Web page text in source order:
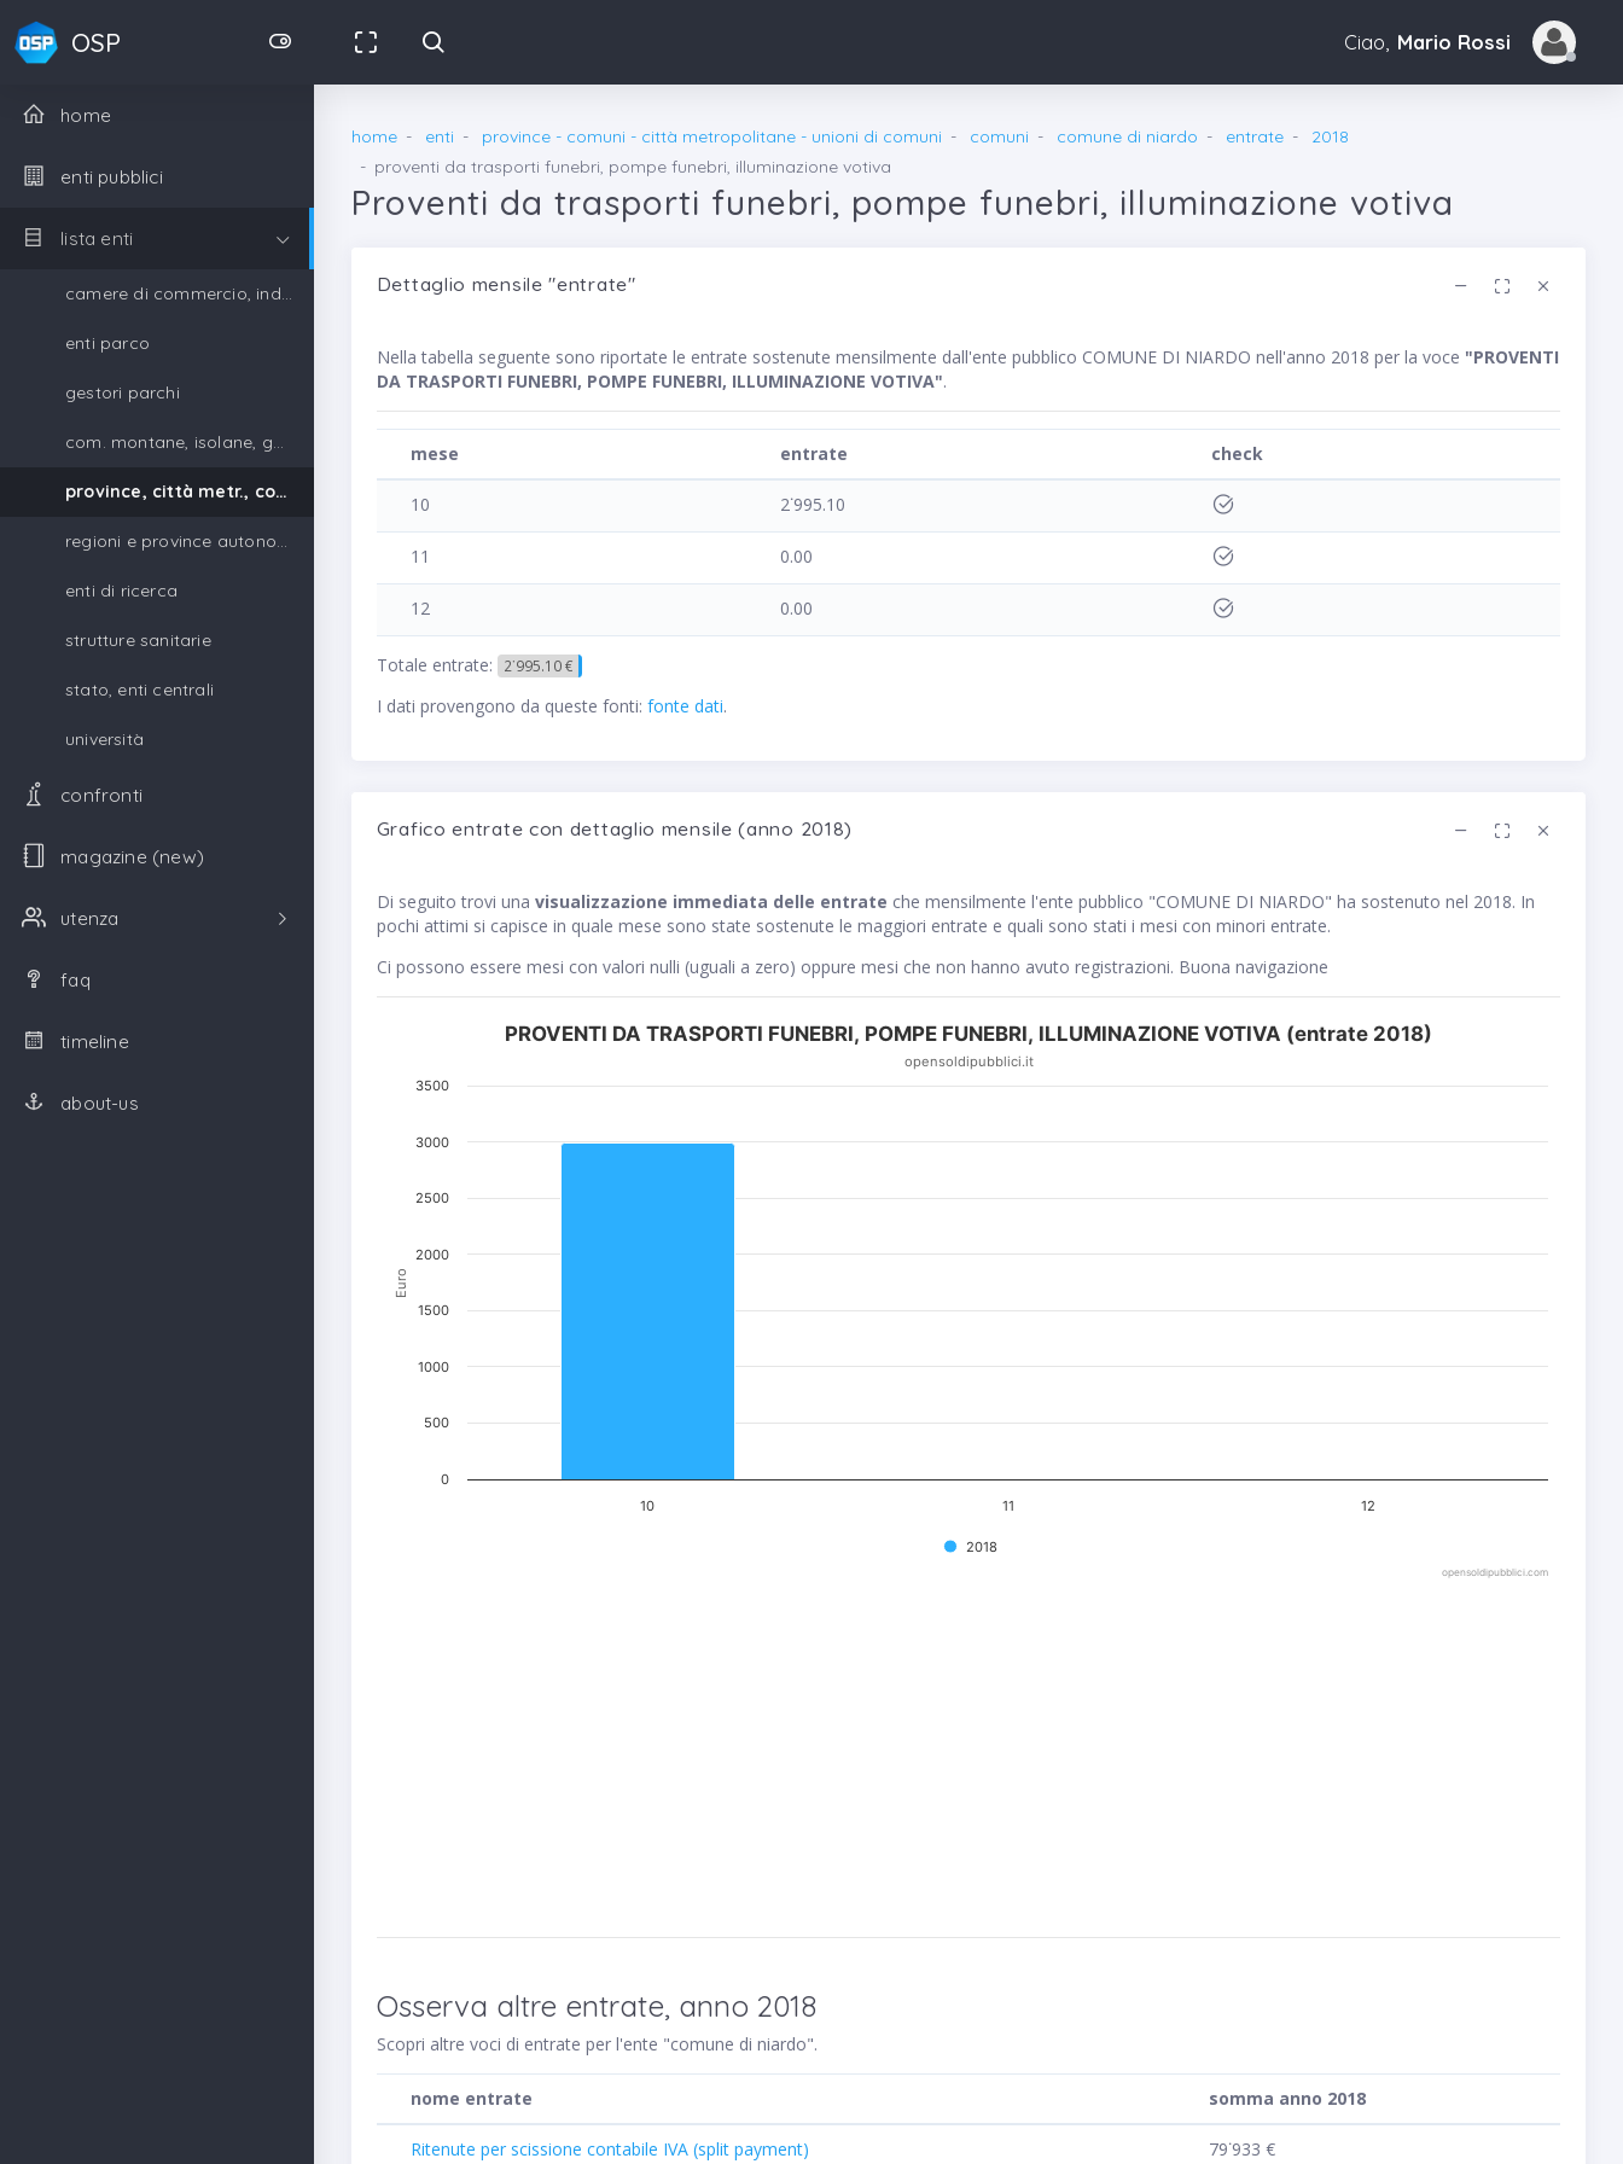
OSP Ciao, Mario Rossi
home
enti pubblici
lista enti
camere di commercio, industria, artigianato e agricoltura
enti parco
gestori parchi
com. montane, isolane, gestori parchi
province, città metr., comuni, unione di comuni
regioni e province autonome
enti di ricerca
strutture sanitarie
stato, enti centrali
università
confronti
magazine (new)
utenza
faq
timeline
about-us
home enti province - comuni - città metropolitane - unioni di comuni comuni comune di niardo entrate
2018
proventi da trasporti funebri, pompe funebri, illuminazione votiva
Proventi da trasporti funebri, pompe funebri, illuminazione votiva
Dettaglio mensile "entrate"
Nella tabella seguente sono riportate le entrate sostenute mensilmente dall'ente pubblico COMUNE DI NIARDO nell'anno 2018 per la voce "PROVENTI
DA TRASPORTI FUNEBRI, POMPE FUNEBRI, ILLUMINAZIONE VOTIVA".
mese entrate check
10 2˙995.10
11 0.00
12 0.00
Totale entrate: 2˙995.10 €
I dati provengono da queste fonti: fonte dati.
Grafico entrate con dettaglio mensile (anno 2018)
Di seguito trovi una visualizzazione immediata delle entrate che mensilmente l'ente pubblico "COMUNE DI NIARDO" ha sostenuto nel 2018. In
pochi attimi si capisce in quale mese sono state sostenute le maggiori entrate e quali sono stati i mesi con minori entrate.
Ci possono essere mesi con valori nulli (uguali a zero) oppure mesi che non hanno avuto registrazioni. Buona navigazione
Euro
PROVENTI DA TRASPORTI FUNEBRI, POMPE FUNEBRI, ILLUMINAZIONE VOTIVA (entrate 2018)
opensoldipubblici.it
2018
10 11 12
0
500
1000
1500
2000
2500
3000
3500
opensoldipubblici.com
Osserva altre entrate, anno 2018
Scopri altre voci di entrate per l'ente "comune di niardo".
nome entrate somma anno 2018
Ritenute per scissione contabile IVA (split payment) 79˙933 €